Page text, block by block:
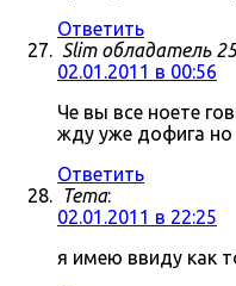
Ответить
Slim обладатель
02.01.2011 в 00:56
Че вы все ноете
жду уже дофига
Ответить
Tema:
02.01.2011 в 22:25
я имею ввиду как